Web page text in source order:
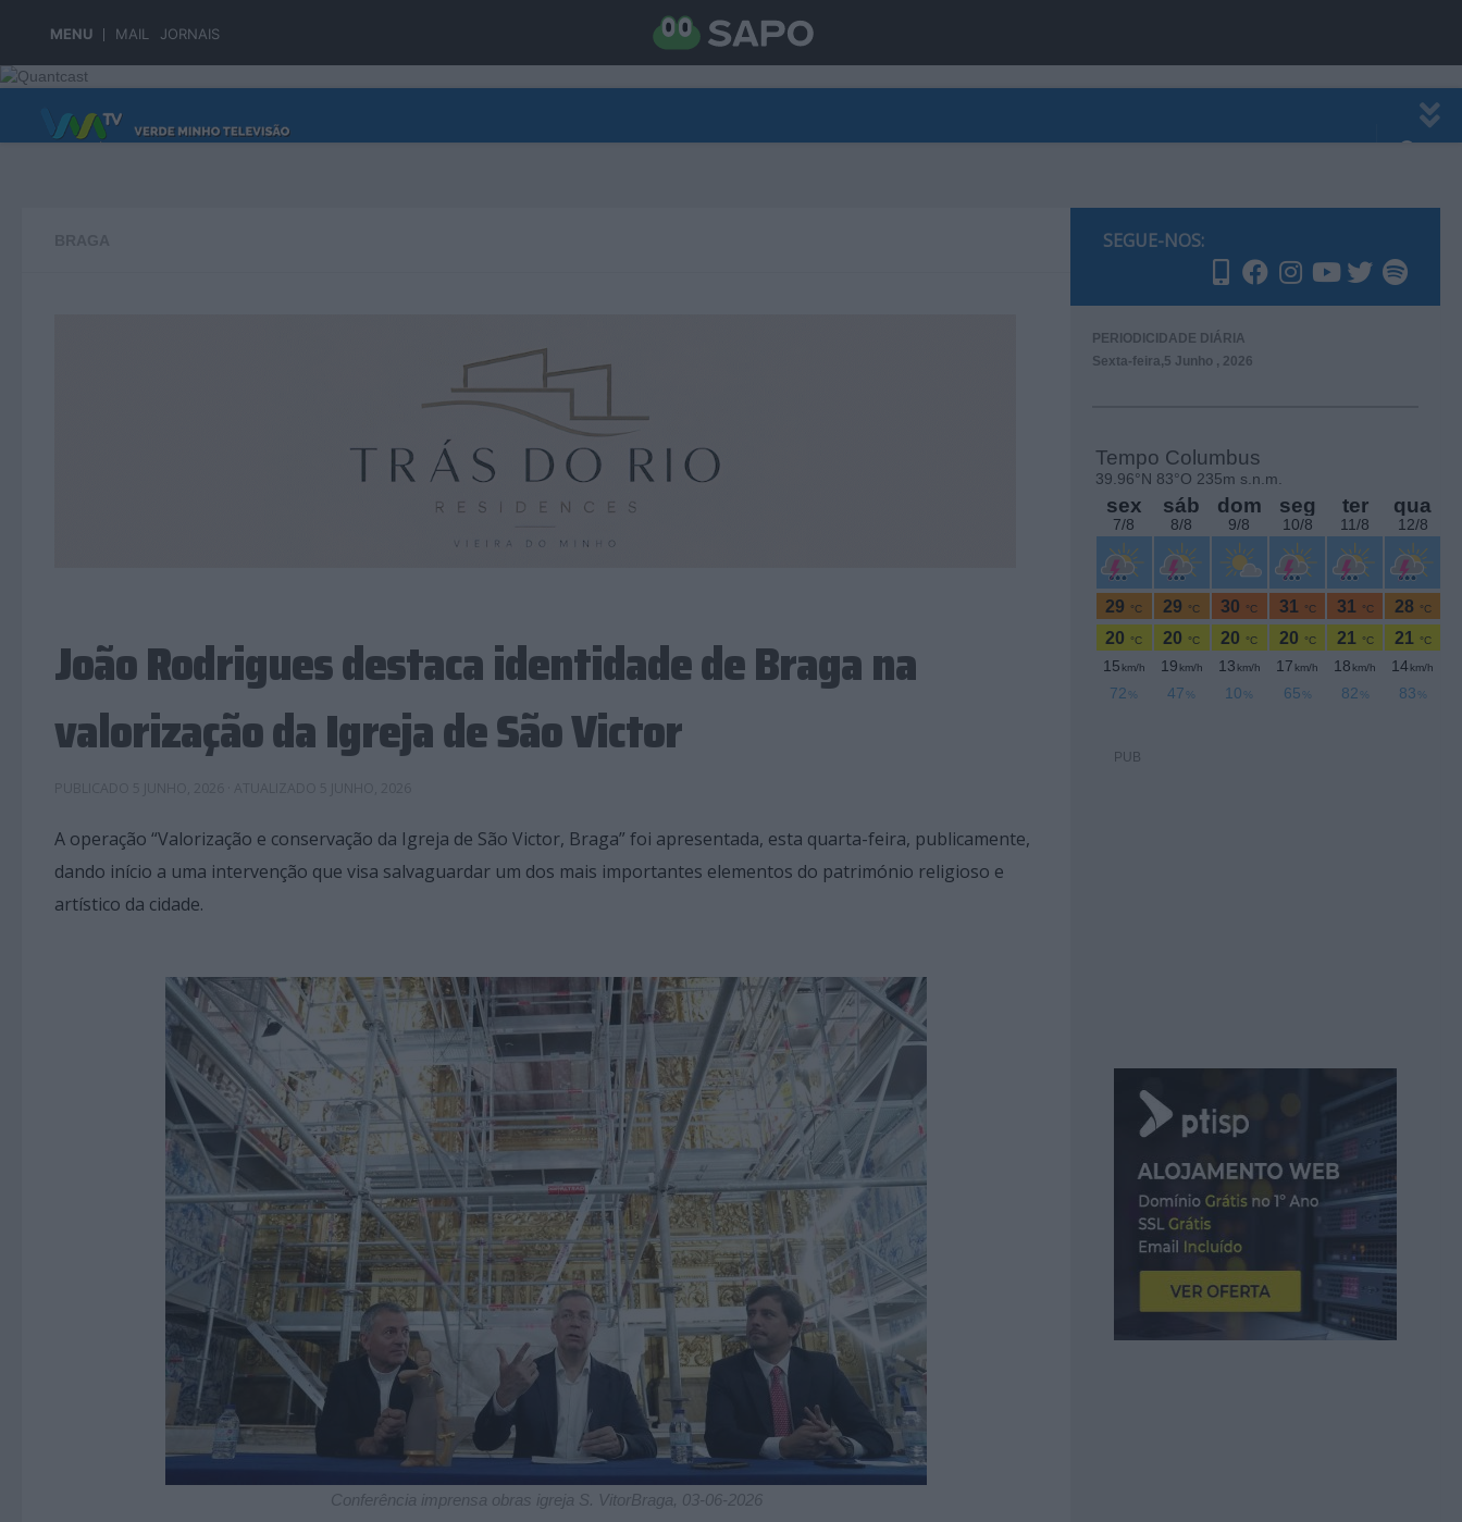
MENU MAIL JORNAIS
Skip to content
João Rodrigues destaca identidade de Braga na
valorização da Igreja de São Victor
A operação “Valorização e conservação da Igreja de São Victor, Braga” foi apresentada, esta quarta-feira, publicamente,
dando início a uma intervenção que visa salvaguardar um dos mais importantes elementos do património religioso e
artístico da cidade.
Conferência imprensa obras igreja S. VitorBraga, 03-06-2026
SEGUE-NOS:
PERIODICIDADE DIÁRIA
Sexta-feira,5 Junho , 2026
PUB